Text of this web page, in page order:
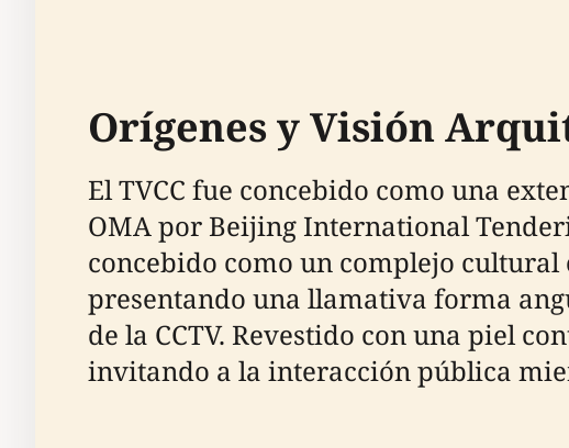
Orígenes y Visión
El TVCC fue concebido como una
OMA por Beijing International
concebido como un complejo cultural
presentando una llamativa forma
de la CCTV. Revestido con una piel
invitando a la interacción pública